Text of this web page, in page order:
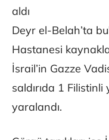
aldı
Deyr el-Belah’ta
Hastanesi
İsrail’in Gazze
saldırıda 1 Filistinli
yaralandı.